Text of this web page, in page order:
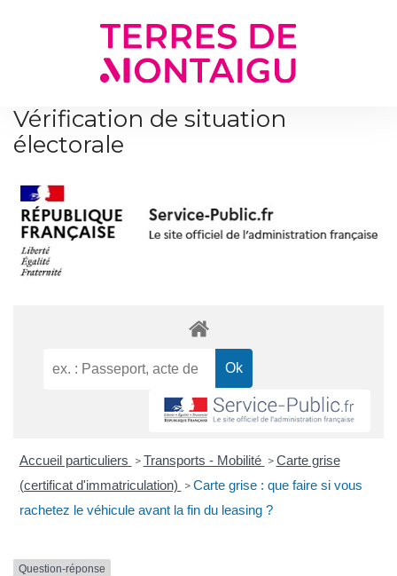
Vérification de situation
électorale
Accueil particuliers > Transports - Mobilité > Carte grise
(certificat d'immatriculation) > Carte grise : que faire si vous
rachetez le véhicule avant la fin du leasing ?
Question-réponse